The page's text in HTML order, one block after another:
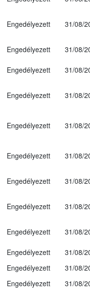
Engedélyezett 31/08/
Engedélyezett
31/08/
Engedélyezett
31/08/
Engedélyezett 31/08/
Engedélyezett 31/08/
Engedélyezett 31/08/
Engedélyezett
31/08/
Engedélyezett 31/08/
Engedélyezett
31/08/
Engedélyezett
31/08/
Engedélyezett
31/08/
Engedélyezett 31/08/